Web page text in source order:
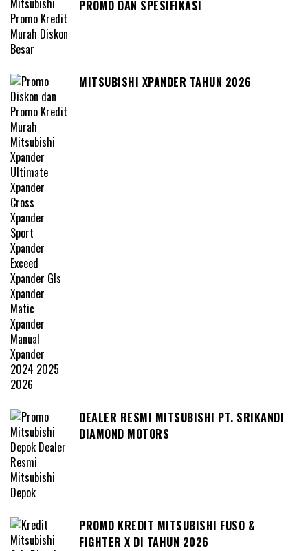
PROMO DAN SPESIFIKASI
MITSUBISHI XPANDER TAHUN 2026
DEALER RESMI MITSUBISHI PT. SRIKANDI
DIAMOND MOTORS
PROMO KREDIT MITSUBISHI FUSO &
FIGHTER X DI TAHUN 2026